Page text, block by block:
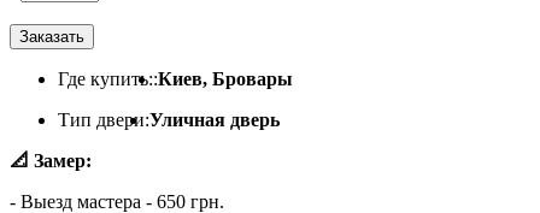
Заказать
Где купить::Киев, Бровары
Тип двери:Уличная дверь
📐 Замер:
- Выезд мастера - 650 грн.